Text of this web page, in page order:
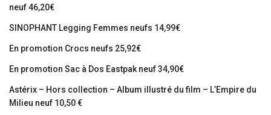
neuf 46,20€
SINOPHANT Legging Femmes neufs 14,99€
En promotion Crocs neufs 25,92€
En promotion Sac à Dos Eastpak neuf 34,90€
Astérix – Hors collection – Album illustré du film – L’Empire du
Milieu neuf 10,50 €